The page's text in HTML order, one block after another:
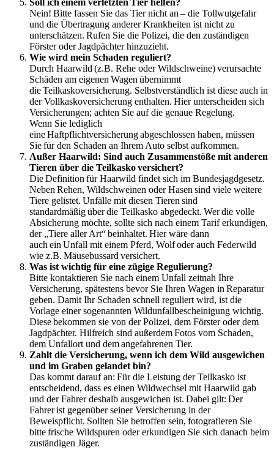
Nein! Bitte fassen Sie das Tier nicht an – die Tollwutgefahr
und die Übertragung anderer Krankheiten ist nicht zu
unterschätzen. Rufen Sie die Polizei, die den zuständigen
Förster oder Jagdpächter hinzuzieht.
Wie wird mein Schaden reguliert?
Durch Haarwild (z.B. Rehe oder Wildschweine) verursachte
Schäden am eigenen Wagen übernimmt
die Teilkaskoversicherung. Selbstverständlich ist diese auch in
der Vollkaskoversicherung enthalten. Hier unterscheiden sich
Versicherungen; achten Sie auf die genaue Regelung.
Wenn Sie lediglich
eine Haftpflichtversicherung abgeschlossen haben, müssen
Sie für den Schaden an Ihrem Auto selbst aufkommen.
Außer Haarwild: Sind auch Zusammenstöße mit anderen
Tieren über die Teilkasko versichert?
Die Definition für Haarwild findet sich im Bundesjagdgesetz.
Neben Rehen, Wildschweinen oder Hasen sind viele weitere
Tiere gelistet. Unfälle mit diesen Tieren sind
standardmäßig über die Teilkasko abgedeckt. Wer die volle
Absicherung möchte, sollte sich nach einem Tarif erkundigen,
der „Tiere aller Art“ beinhaltet. Hier wäre dann
auch ein Unfall mit einem Pferd, Wolf oder auch Federwild
wie z.B. Mäusebussard versichert.
Was ist wichtig für eine zügige Regulierung?
Bitte kontaktieren Sie nach einem Unfall zeitnah Ihre
Versicherung, spätestens bevor Sie Ihren Wagen in Reparatur
geben. Damit Ihr Schaden schnell reguliert wird, ist die
Vorlage einer sogenannten Wildunfallbescheinigung wichtig.
Diese bekommen sie von der Polizei, dem Förster oder dem
Jagdpächter. Hilfreich sind außerdem Fotos vom Schaden,
dem Unfallort und dem angefahrenen Tier.
Zahlt die Versicherung, wenn ich dem Wild ausgewichen
und im Graben gelandet bin?
Das kommt darauf an: Für die Leistung der Teilkasko ist
entscheidend, dass es einen Wildwechsel mit Haarwild gab
und der Fahrer deshalb ausgewichen ist. Dabei gilt: Der
Fahrer ist gegenüber seiner Versicherung in der
Beweispflicht. Sollten Sie betroffen sein, fotografieren Sie
bitte frische Wildspuren oder erkundigen Sie sich danach beim
zuständigen Jäger.